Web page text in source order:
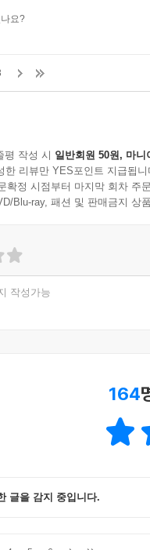
요?
평 작성 시 일반회원 50원, 마니
한 리뷰만 YES포인트 지급됩니
확정 시점부터 마지막 회차 주
Blu-ray, 패션 및 판매금지 상
작성가능
164
글을 감지 중입니다.